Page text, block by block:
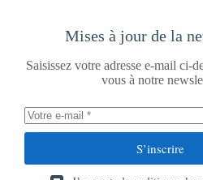
Mises à jour de la
Saisissez votre adresse e-mail ci-
vous à notre
S’inscrire